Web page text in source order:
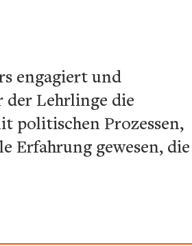
engagiert und
der Lehrlinge die
politischen Prozessen,
Erfahrung gewesen, die